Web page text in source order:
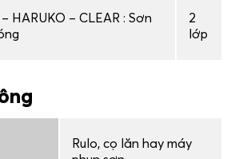
HARUKO – CLEAR : Sơn
2
lớp
Rulo, cọ lăn hay máy